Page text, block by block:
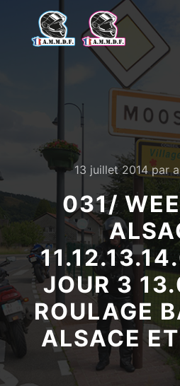
13 juillet 2014par
031/
JOUR 3
ROULAGE
ALSACE